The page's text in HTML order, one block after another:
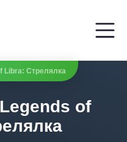
Libra: Стрелялка
of